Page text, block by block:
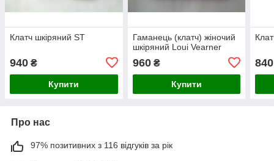
Клатч шкіряний ST
940 ₴
Купити
Гаманець (клатч) жіночий
шкіряний Loui Vearner
960₴
Купити
840
Про нас
97% позитивних з 116 відгуків за рік